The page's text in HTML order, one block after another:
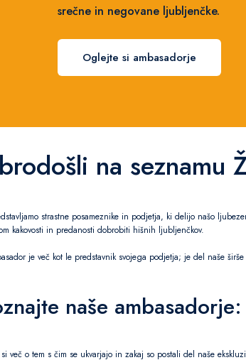
srečne in negovane ljubljenčke.
Oglejte si ambasadorje
na seznamu
strastne posameznike in podjetja, ki delijo našo
kakovosti in predanosti dobrobiti hišnih ljubljenčkov.
je več kot le predstavnik svojega podjetja; je del naše
naše ambasadorje:
si več o tem s čim se ukvarjajo in zakaj so postali del naše